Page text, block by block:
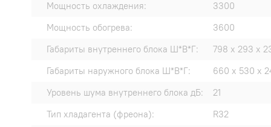
Мощность охлаждения:
3300
Мощность обогрева:
3600
Габариты внутреннего блока Ш*В*Г:
798 x 293 x
Габариты наружного блока Ш*В*Г:
660 x 530 x
Уровень шума внутреннего блока дБ:
21
Тип хладагента (фреона):
R32